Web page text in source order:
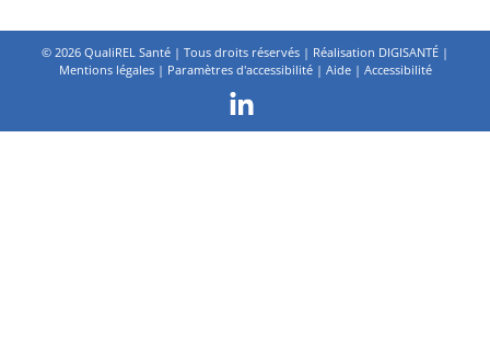
© 2026 QualiREL Santé | Tous droits réservés | Réalisation DIGISANTÉ |
Mentions légales| Paramètres d'accessibilité| Aide| Accessibilité